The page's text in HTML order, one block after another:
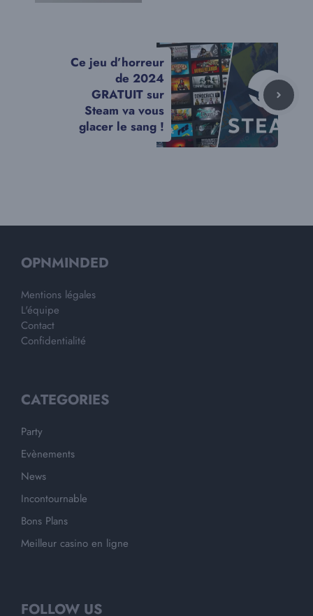
Ce jeu d’horreur
de 2024
GRATUIT sur
Steam va vous
glacer le sang !
OPNMINDED
Mentions légales
L'équipe
Contact
Confidentialité
CATEGORIES
Party
Evènements
News
Incontournable
Bons Plans
Meilleur casino en ligne
FOLLOW US